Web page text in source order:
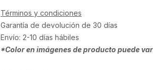
Términos y condiciones
Garantía de devolución de 30 días
Envío: 2-10 días hábiles
*Color en imágenes de producto puede